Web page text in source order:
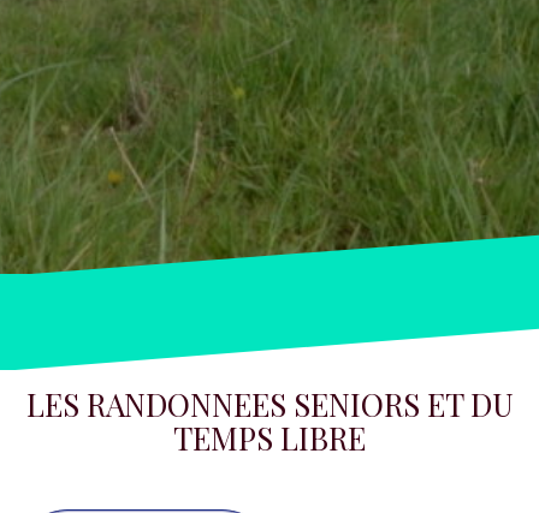
LES RANDONNEES SENIORS ET DU
TEMPS LIBRE